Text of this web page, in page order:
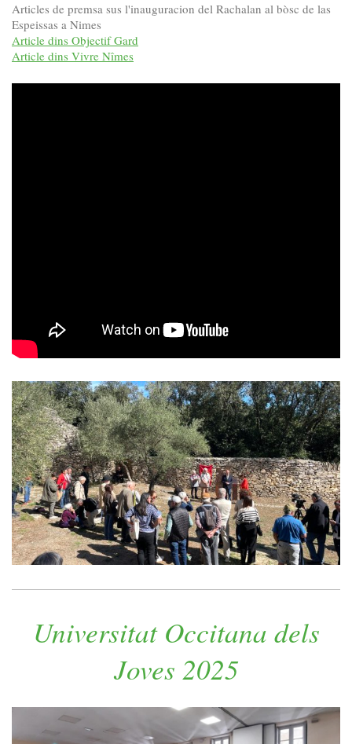
Articles de premsa sus l'inauguracion del Rachalan al bòsc de las
Espeissas a Nimes
Article dins Objectif Gard
Article dins Vivre Nîmes
Universitat Occitana dels
Joves 2025